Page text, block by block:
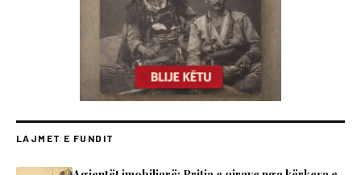
LAJMET E FUNDIT